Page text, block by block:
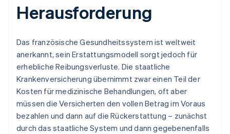
Herausforderung
Das französische Gesundheitssystem ist weltweit
anerkannt, sein Erstattungsmodell sorgt jedoch für
erhebliche Reibungsverluste. Die staatliche
Krankenversicherung übernimmt zwar einen Teil der
Kosten für medizinische Behandlungen, oft aber
müssen die Versicherten den vollen Betrag im Voraus
bezahlen und dann auf die Rückerstattung – zunächst
durch das staatliche System und dann gegebenenfalls